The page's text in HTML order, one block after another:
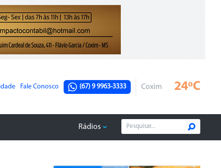
Fale Conosco (67) 9 9963-3333 Coxim 24ºC
Rádios